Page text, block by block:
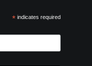
*indicates required